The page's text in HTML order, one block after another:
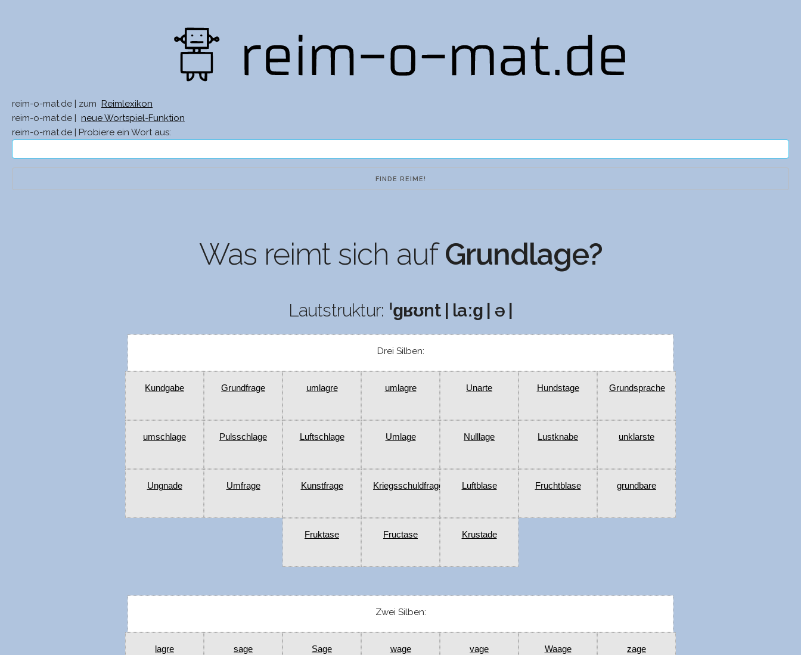
reim-o-mat.de | zum
Reimlexikon
reim-o-mat.de |
neue Wortspiel-Funktion
reim-o-mat.de | Probiere ein Wort aus:
Was reimt sich aufGrundlage?
Lautstruktur: ˈɡʁʊnt | laːɡ | ə |
Drei Silben:
Kundgabe Grundfrage umlagre umlagre Unarte Hundstage Grundsprache
umschlage Pulsschlage Luftschlage Umlage Nulllage Lustknabe unklarste
Ungnade Umfrage Kunstfrage Kriegsschuldfrage Luftblase Fruchtblase grundbare
Fruktase Fructase Krustade
Zwei Silben:
lagre sage Sage wage vage Waage zage